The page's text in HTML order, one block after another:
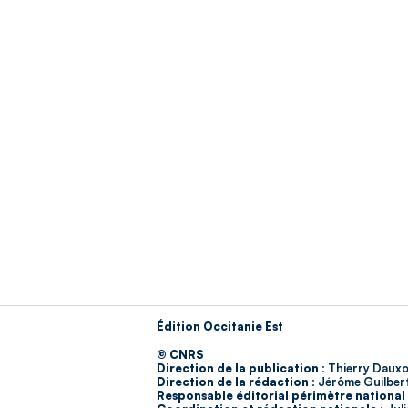
Édition Occitanie Est
© CNRS
Direction de la publication : Thierry
Direction de la rédaction : Jérôme
Responsable éditorial périmètre national